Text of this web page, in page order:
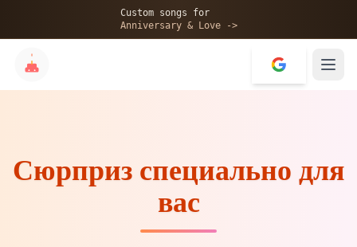
Custom songs for
Anniversary & Love ->
Сюрприз специально для
вас